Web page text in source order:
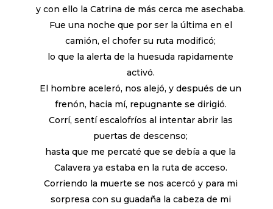
y con ello la Catrina de más cerca me asechaba.
Fue una noche que por ser la última en el
camión, el chofer su ruta modificó;
lo que la alerta de la huesuda rapidamente
activó.
El hombre aceleró, nos alejó, y después de un
frenón, hacia mí, repugnante se dirigió.
Corrí, sentí escalofríos al intentar abrir las
puertas de descenso;
hasta que me percaté que se debía a que la
Calavera ya estaba en la ruta de acceso.
Corriendo la muerte se nos acercó y para mi
sorpresa con su guadaña la cabeza de mi